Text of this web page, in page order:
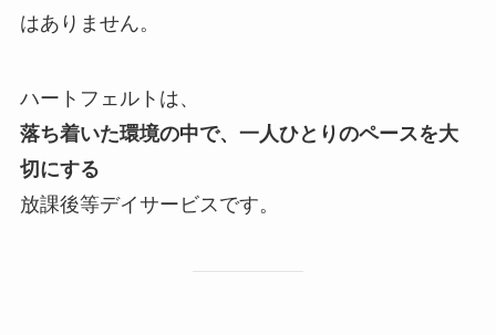
はありません。
ハートフェルトは、
落ち着いた環境の中で、一人ひとりのペースを大
切にする
放課後等デイサービスです。